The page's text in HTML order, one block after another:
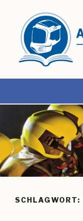
SCHLAGWORT: